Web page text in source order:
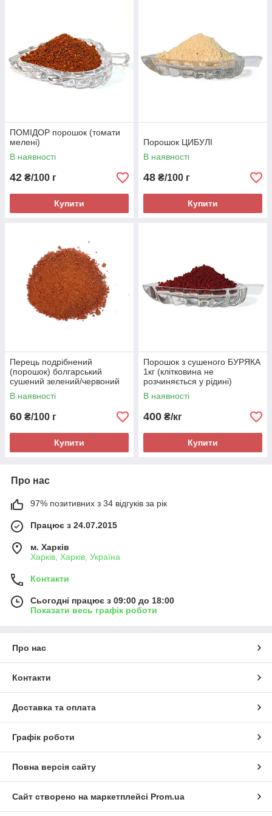
ПОМІДОР порошок (томати
мелені)
В наявності
42 ₴/100 г
Купити
Порошок ЦИБУЛІ
В наявності
48 ₴/100 г
Купити
Перець подрібнений
(порошок) болгарський
сушений зелений/червоний
В наявності
60 ₴/100 г
Купити
Порошок з сушеного БУРЯКА
1кг (клітковина не
розчиняється у рідині)
В наявності
400 ₴/кг
Купити
Про нас
97% позитивних з 34 відгуків за рік
Працює з 24.07.2015
м. Харків
Харків, Харків, Україна
Контакти
Сьогодні працює з 09:00 до 18:00
Показати весь графік роботи
Про нас
Контакти
Доставка та оплата
Графік роботи
Повна версія сайту
Сайт створено на маркетплейсі Prom.ua